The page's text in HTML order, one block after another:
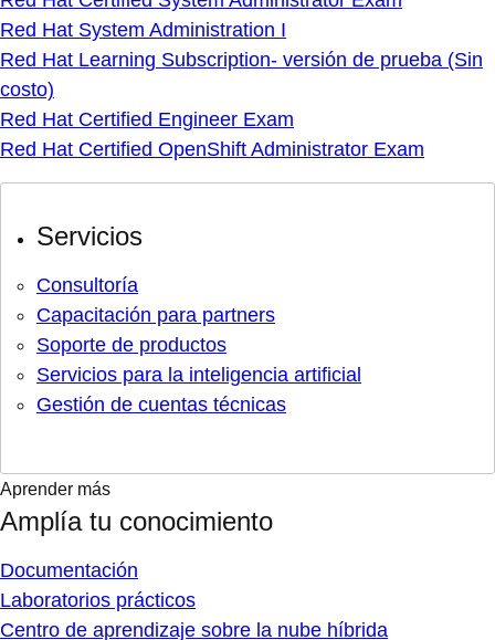
Red Hat System Administration I
Red Hat Learning Subscription- versión de prueba (Sin
costo)
Red Hat Certified Engineer Exam
Red Hat Certified OpenShift Administrator Exam
Servicios
Consultoría
Capacitación para partners
Soporte de productos
Servicios para la inteligencia artificial
Gestión de cuentas técnicas
Aprender más
Amplía tu conocimiento
Documentación
Laboratorios prácticos
Centro de aprendizaje sobre la nube híbrida